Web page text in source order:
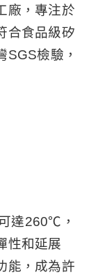
廠，專注於
合食品級矽
SGS檢驗，
達260℃，
性和延展
能，成為許